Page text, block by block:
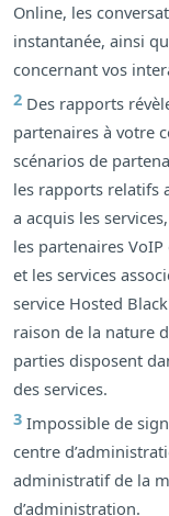
Online, les
instantanée, ainsi
concernant vos
2 Des rapports
partenaires à votre
scénarios de
les rapports relatifs
a acquis les
les partenaires
et les services
service Hosted
raison de la nature
parties disposent
des services.
3 Impossible de
centre
administratif de la
d’administration.